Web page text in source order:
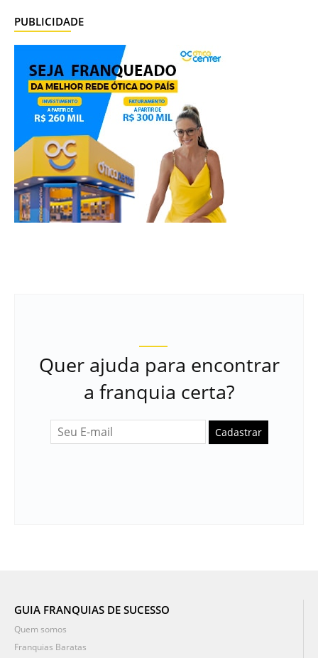
PUBLICIDADE
Quer ajuda para encontrar
a franquia certa?
Cadastrar
GUIA FRANQUIAS DE SUCESSO
Quem somos
Franquias Baratas